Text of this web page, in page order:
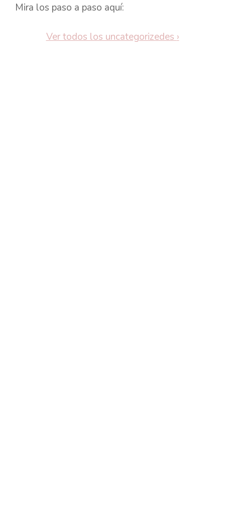
Mira los paso a paso aquí:
Ver todos los uncategorizedes ›